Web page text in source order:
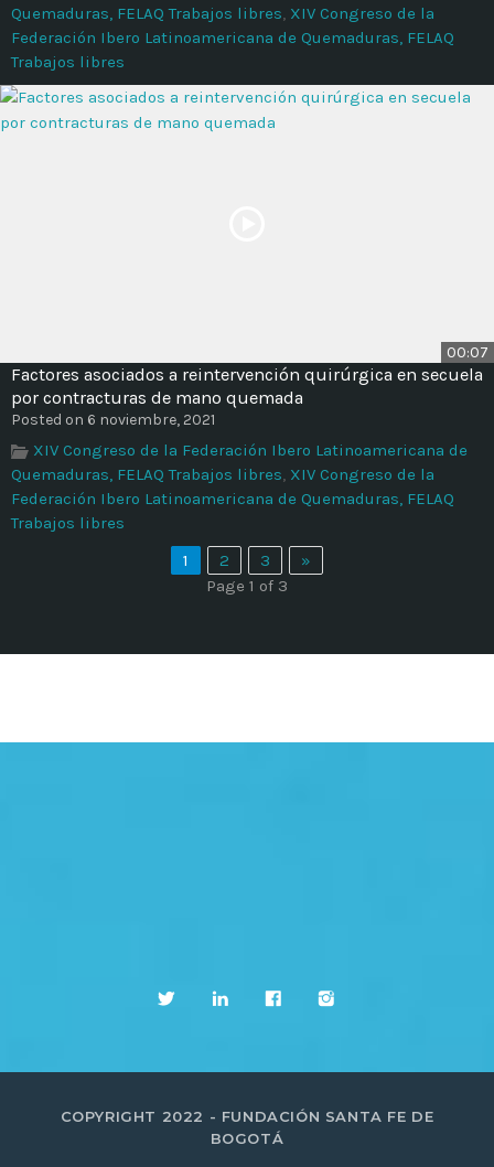
Quemaduras, FELAQ Trabajos libres, XIV Congreso de la
Federación Ibero Latinoamericana de Quemaduras, FELAQ
Trabajos libres
00:07
Factores asociados a reintervención quirúrgica en secuela
por contracturas de mano quemada
Posted on 6 noviembre, 2021
XIV Congreso de la Federación Ibero Latinoamericana de
Quemaduras, FELAQ Trabajos libres, XIV Congreso de la
Federación Ibero Latinoamericana de Quemaduras, FELAQ
Trabajos libres
1
2 3
»
Page 1 of 3
COPYRIGHT 2022 - FUNDACIÓN SANTA FE DE
BOGOTÁ